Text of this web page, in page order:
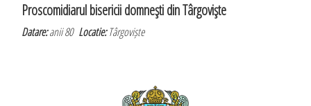
Proscomidiarul bisericii domneşti din Târgovişte
Datare:anii 80Locatie:Târgoviște